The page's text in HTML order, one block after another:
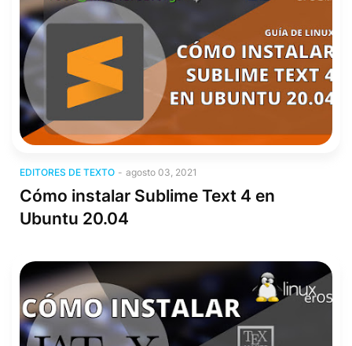
EDITORES DE TEXTO - agosto 03, 2021
Cómo instalar Sublime Text 4 en
Ubuntu 20.04